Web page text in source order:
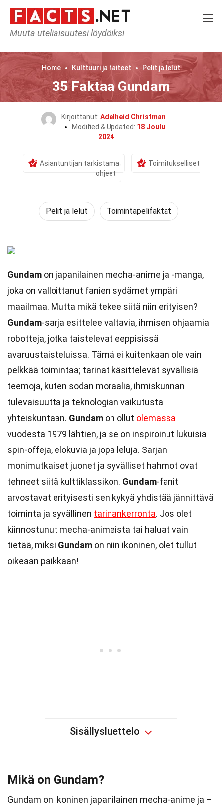
Muuta uteliaisuutesi löydöiksi
Home Kulttuuri ja taiteet Pelit ja lelut
35 Faktaa Gundam
Kirjoittanut: Adelheid Christman
Modified & Updated: 18 Joulu
2024
Asiantuntijan tarkistama
Toimitukselliset
ohjeet
Pelit ja lelut Toimintapelifaktat
Gundam on japanilainen mecha-anime ja -manga,
joka on valloittanut fanien sydämet ympäri
maailmaa. Mutta mikä tekee siitä niin erityisen?
Gundam-sarja esittelee valtavia, ihmisen ohjaamia
robotteja, jotka taistelevat eeppisissä
avaruustaisteluissa. Tämä ei kuitenkaan ole vain
pelkkää toimintaa; tarinat käsittelevät syvällisiä
teemoja, kuten sodan moraalia, ihmiskunnan
tulevaisuutta ja teknologian vaikutusta
yhteiskuntaan. Gundam on ollut olemassa
vuodesta 1979 lähtien, ja se on inspiroinut lukuisia
spin-offeja, elokuvia ja jopa leluja. Sarjan
monimutkaiset juonet ja syvälliset hahmot ovat
tehneet siitä kulttiklassikon. Gundam-fanit
arvostavat erityisesti sen kykyä yhdistää jännittävä
toiminta ja syvällinen tarinankerronta. Jos olet
kiinnostunut mecha-animeista tai haluat vain
tietää, miksi Gundam on niin ikoninen, olet tullut
oikeaan paikkaan!
Sisällysluettelo
Mikä on Gundam?
Gundam on ikoninen japanilainen mecha-anime ja –